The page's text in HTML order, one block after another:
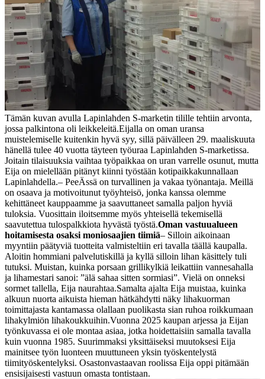
Tämän kuvan avulla Lapinlahden S-marketin tilille tehtiin arvonta,
jossa palkintona oli leikkeleitä.Eijalla on oman uransa
muistelemiselle kuitenkin hyvä syy, sillä päivälleen 29. maaliskuuta
hänellä tulee 40 vuotta täyteen työuraa Lapinlahden S-marketissa.
Joitain tilaisuuksia vaihtaa työpaikkaa on uran varrelle osunut, mutta
Eija on mielellään pitänyt kiinni työstään kotipaikkakunnallaan
Lapinlahdella.– PeeÄssä on turvallinen ja vakaa työnantaja. Meillä
on osaava ja motivoitunut työyhteisö, jonka kanssa olemme
kehittäneet kauppaamme ja saavuttaneet samalla paljon hyviä
tuloksia. Vuosittain iloitsemme myös yhteisellä tekemisellä
saavutettua tulospalkkiota hyvästä työstä.Oman vastuualueen
hoitamisesta osaksi moniosaajien tiimiä– Silloin aikoinaan
myyntiin päätyviä tuotteita valmisteltiin eri tavalla täällä kaupalla.
Aloitin hommiani palvelutiskillä ja kyllä silloin lihan käsittely tuli
tutuksi. Muistan, kuinka porsaan grillikylkiä leikattiin vannesahalla
ja lihamestari sanoi: ”älä sahaa sitten sormiasi”. Vielä on onneksi
sormet tallella, Eija naurahtaa.Samalta ajalta Eija muistaa, kuinka
alkuun nuorta aikuista hieman hätkähdytti näky lihakuorman
toimittajasta kantamassa olallaan puolikasta sian ruhoa roikkumaan
lihakylmiön lihakoukkuihin.Vuonna 2025 kaupan arjessa ja Eijan
työnkuvassa ei ole montaa asiaa, jotka hoidettaisiin samalla tavalla
kuin vuonna 1985. Suurimmaksi yksittäiseksi muutoksesi Eija
mainitsee työn luonteen muuttuneen yksin työskentelystä
tiimityöskentelyksi. Osastonvastaavan roolissa Eija oppi pitämään
ensisijaisesti vastuun omasta tontistaan.